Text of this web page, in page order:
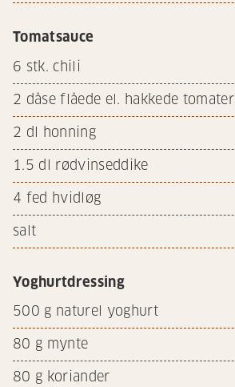
Tomatsauce
6 stk. chili
2 dåse flåede el. hakkede tomater
2 dl honning
1.5 dl rødvinseddike
4 fed hvidløg
salt
Yoghurtdressing
500 g naturel yoghurt
80 g mynte
80 g koriander